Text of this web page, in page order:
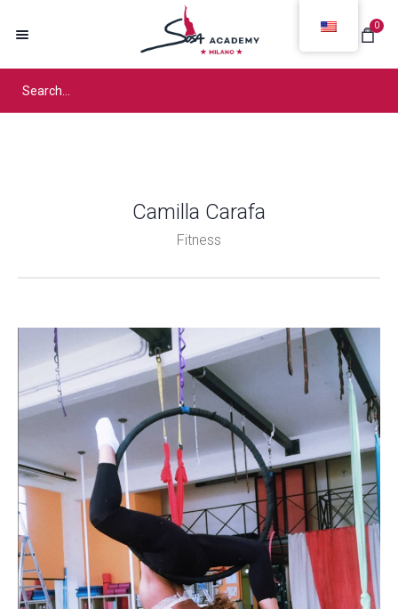
0
Camilla Carafa
Fitness